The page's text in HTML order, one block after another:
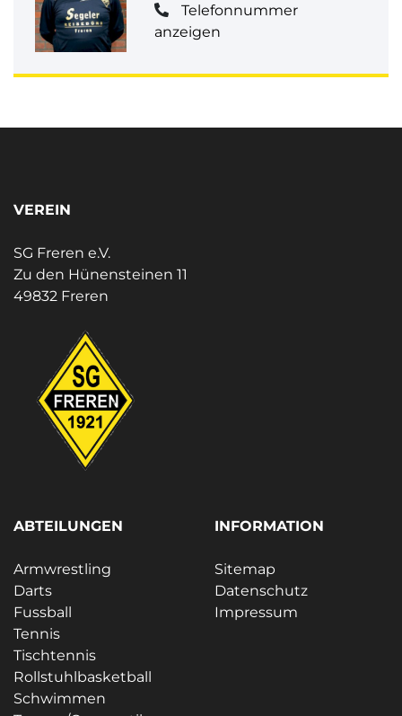
Telefonnummer
anzeigen
VEREIN
SG Freren e.V.
Zu den Hünensteinen 11
49832 Freren
ABTEILUNGEN
Armwrestling
Darts
Fussball
Tennis
Tischtennis
Rollstuhlbasketball
Schwimmen
INFORMATION
Sitemap
Datenschutz
Impressum